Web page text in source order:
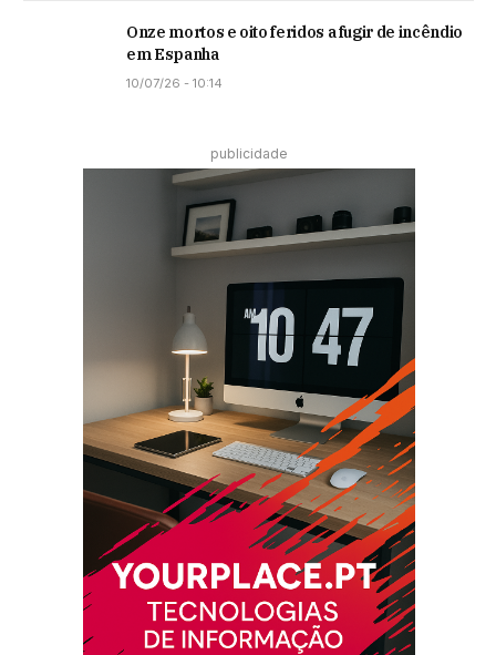
Onze mortos e oito feridos a fugir de incêndio
em Espanha
10/07/26 - 10:14
publicidade